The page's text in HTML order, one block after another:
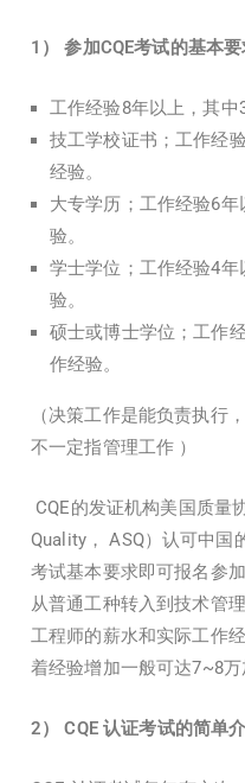
1 ）参加CQE考试的基本要
工作经验8年以上，其中
技工学校证书；工作经
经验。
大专学历；工作经验6
验。
学士学位；工作经验4
验。
硕士或博士学位；工作
作经验。
（决策工作是能负责执行
不一定指管理工作 ）
CQE的发证机构美国质量
Quality， ASQ）认可中国
考试基本要求即可报名参
从普通工种转入到技术管
工程师的薪水和实际工作
着经验增加一般可达7~8万
2） CQE认证考试的简单介